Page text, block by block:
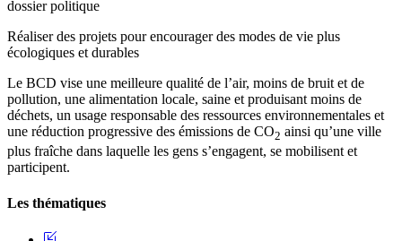
dossier politique
Réaliser des projets pour encourager des modes de vie plus
écologiques et durables
Le BCD vise une meilleure qualité de l’air, moins de bruit et de
pollution, une alimentation locale, saine et produisant moins de
déchets, un usage responsable des ressources environnementales et
une réduction progressive des émissions de CO2 ainsi qu’une ville
plus fraîche dans laquelle les gens s’engagent, se mobilisent et
participent.
Les thématiques